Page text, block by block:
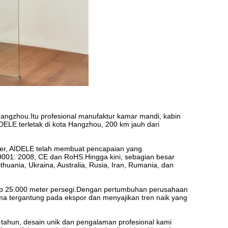
profesional manufaktur kamar mandi, kabin
terletak di kota Hangzhou, 200 km jauh dari
AIDELE telah membuat pencapaian yang
2008, CE dan RoHS.Hingga kini, sebagian besar
Ukraina, Australia, Rusia, Iran, Rumania, dan
meter persegi.Dengan pertumbuhan perusahaan
tergantung pada ekspor dan menyajikan tren naik yang
desain unik dan pengalaman profesional kami